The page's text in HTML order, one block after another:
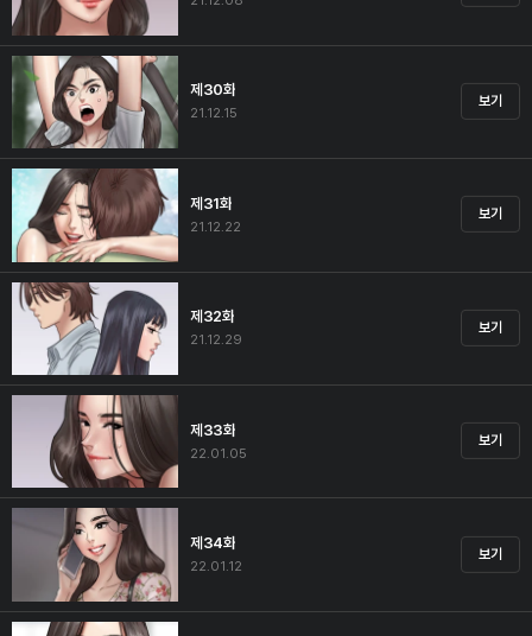
제30화
21.12.15
보기
제31화
21.12.22
보기
제32화
21.12.29
보기
제33화
22.01.05
보기
제34화
22.01.12
보기